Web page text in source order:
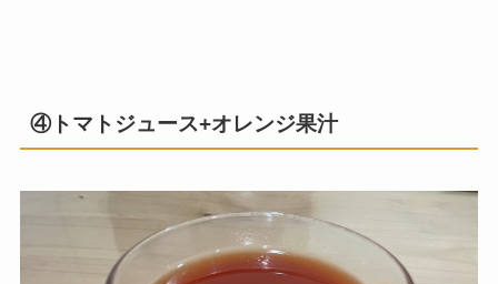
④トマトジュース+オレンジ果汁